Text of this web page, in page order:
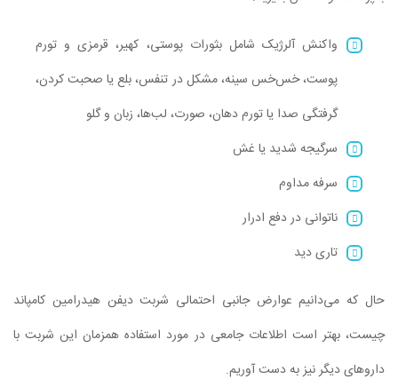
واکنش آلرژیک شامل بثورات پوستی، کهیر، قرمزی و تورم
پوست، خس‌خس سینه، مشکل در تنفس، بلع یا صحبت کردن،
گرفتگی صدا یا تورم دهان، صورت، لب‌ها، زبان و گلو
سرگیجه شدید یا غش
سرفه مداوم
ناتوانی در دفع ادرار
تاری دید
حال که می‌دانیم عوارض جانبی احتمالی شربت دیفن هیدرامین کامپاند
چیست، بهتر است اطلاعات جامعی در مورد استفاده همزمان این شربت با
داروهای دیگر نیز به دست آوریم.